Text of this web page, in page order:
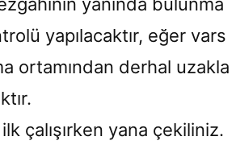
yapılacaktır, eğer vars
ortamından derhal uzakla
çalışırken yana çekiliniz.